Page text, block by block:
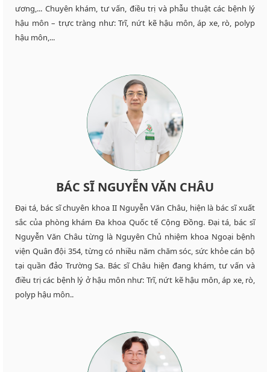
ương,... Chuyên khám, tư vấn, điều trị và phẫu thuật các bệnh lý
hậu môn – trực tràng như: Trĩ, nứt kẽ hậu môn, áp xe, rò, polyp
hậu môn,...
BÁC SĨ NGUYỄN VĂN CHÂU
Đại tá, bác sĩ chuyên khoa II Nguyễn Văn Châu, hiện là bác sĩ xuất
sắc của phòng khám Đa khoa Quốc tế Cộng Đồng. Đại tá, bác sĩ
Nguyễn Văn Châu từng là Nguyên Chủ nhiệm khoa Ngoại bệnh
viện Quân đội 354, từng có nhiều năm chăm sóc, sức khỏe cán bộ
tại quần đảo Trường Sa. Bác sĩ Châu hiện đang khám, tư vấn và
điều trị các bệnh lý ở hậu môn như: Trĩ, nứt kẽ hậu môn, áp xe, rò,
polyp hậu môn..